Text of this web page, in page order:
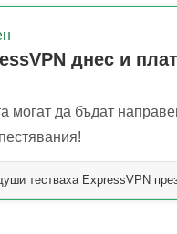
днес и
могат да бъдат
тестваха ExpressVPN